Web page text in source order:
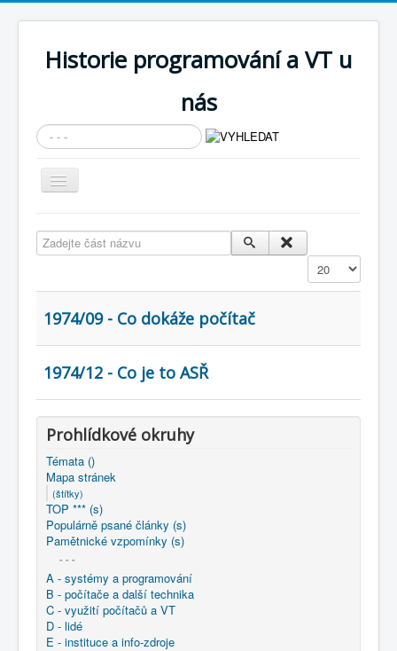
Historie programování a VT u
nás
Vyhledávání...
Přepnout
navigaci
Cíle expozice
Současnost SW a IT
KNIHOVNA
Historické počítače
COBOL
O nás
Úvod
Zadejte část názvu
Zobrazit
1974/09 - Co dokáže počítač
1974/12 - Co je to ASŘ
Prohlídkové okruhy
Témata ()
Mapa stránek
(štítky)
TOP *** (s)
Populárně psané články (s)
Pamětnické vzpomínky (s)
- - -
A - systémy a programování
B - počítače a další technika
C - využití počítačů a VT
D - lidé
E - instituce a info-zdroje